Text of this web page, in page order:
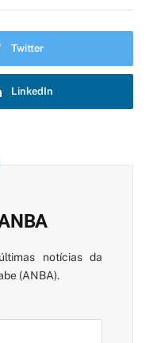
Twitter
LinkedIn
notícias da
(ANBA).